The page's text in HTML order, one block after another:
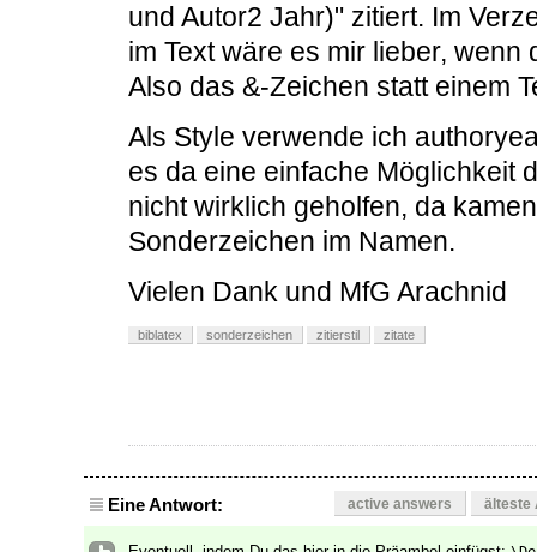
und Autor2 Jahr)" zitiert. Im
im Text wäre es mir lieber,
Also das &-Zeichen statt einem
Als Style verwende ich
es da eine einfache Möglichkeit
nicht wirklich geholfen, da
Sonderzeichen im Namen.
Vielen Dank und MfG Arachnid
biblatex sonderzeichen zitierstil zitate
Eine Antwort: active answers älteste